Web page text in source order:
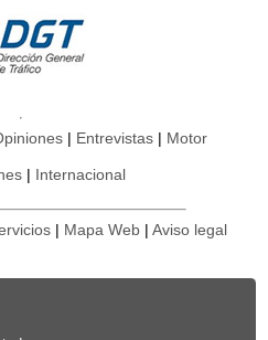
Entrevistas Motor
Internacional
Mapa Web Aviso legal